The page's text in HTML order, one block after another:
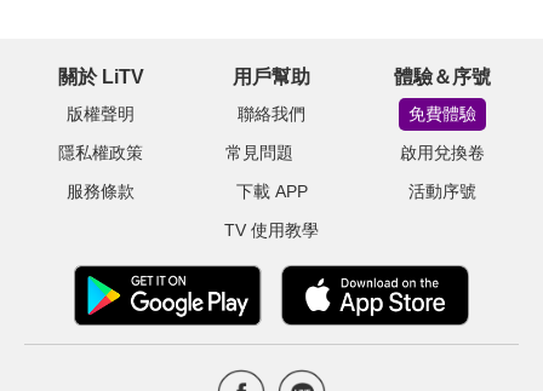
關於 LiTV
版權聲明
隱私權政策
服務條款
用戶幫助
聯絡我們
常見問題
下載 APP
TV 使用教學
體驗＆序號
免費體驗
啟用兌換卷
活動序號